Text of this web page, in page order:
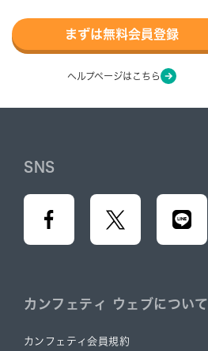
まずは無料会員登録
ヘルプページはこちら
SNS
カンフェティ ウェブについて
カンフェティ会員規約